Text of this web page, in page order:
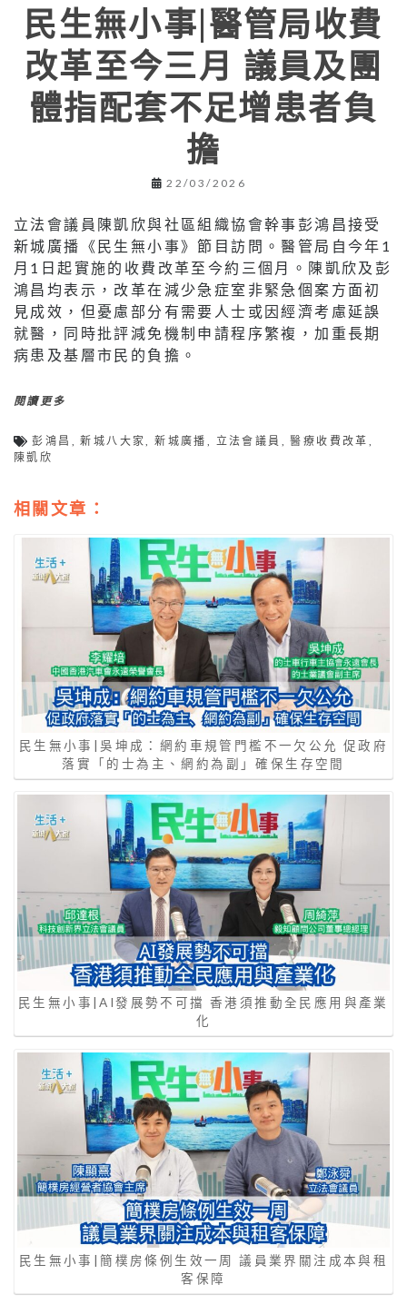
民生無小事|醫管局收費
改革至今三月 議員及團
體指配套不足增患者負
擔
22/03/2026
立法會議員陳凱欣與社區組織協會幹事彭鴻昌接受
新城廣播《民生無小事》節目訪問。醫管局自今年1
月1日起實施的收費改革至今約三個月。陳凱欣及彭
鴻昌均表示，改革在減少急症室非緊急個案方面初
見成效，但憂慮部分有需要人士或因經濟考慮延誤
就醫，同時批評減免機制申請程序繁複，加重長期
病患及基層市民的負擔。
閱讀更多
彭鴻昌 ,新城八大家,新城廣播 , 立法會議員 ,醫療收費改革 ,
陳凱欣
相關文章：
民生無小事|吳坤成：網約車規管門檻不一欠公允 促政府
落實「的士為主、網約為副」確保生存空間
民生無小事|AI發展勢不可擋 香港須推動全民應用與產業
化
民生無小事|簡樸房條例生效一周 議員業界關注成本與租
客保障